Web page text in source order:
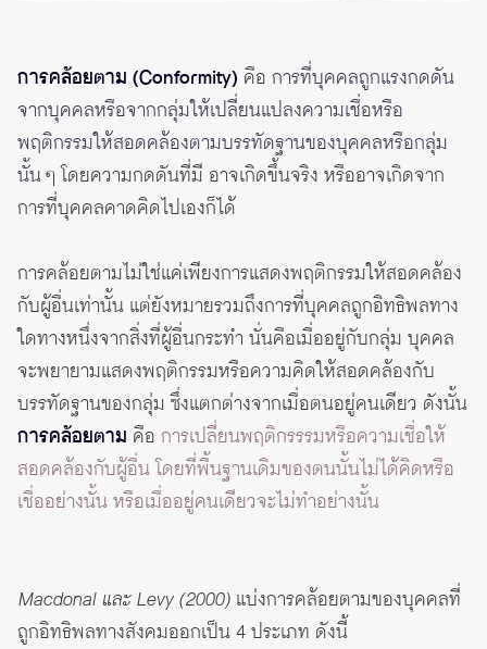
การคล้อยตาม (Conformity) คือ การที่บุคคลถูกแรงกดดัน
จากบุคคลหรือจากกลุ่มให้เปลี่ยนแปลงความเชื่อหรือ
พฤติกรรมให้สอดคล้องตามบรรทัดฐานของบุคคลหรือกลุ่ม
นั้น ๆโดยความกดดันที่มี อาจเกิดขึ้นจริง หรืออาจเกิดจาก
การที่บุคคลคาดคิดไปเองก็ได้
การคล้อยตามไม่ใช่แค่เพียงการแสดงพฤติกรรมให้สอดคล้อง
กับผู้อื่นเท่านั้น แต่ยังหมายรวมถึงการที่บุคคลถูกอิทธิพลทาง
ใดทางหนึ่งจากสิ่งที่ผู้อื่นกระทำ นั่นคือเมื่ออยู่กับกลุ่ม บุคคล
จะพยายามแสดงพฤติกรรมหรือความคิดให้สอดคล้องกับ
บรรทัดฐานของกลุ่ม ซึ่งแตกต่างจากเมื่อตนอยู่คนเดียว ดังนั้น
การคล้อยตาม คือ การเปลี่ยนพฤติกรรรมหรือความเชื่อให้
สอดคล้องกับผู้อื่น โดยที่พื้นฐานเดิมของตนนั้นไม่ได้คิดหรือ
เชื่ออย่างนั้น หรือเมื่ออยู่คนเดียวจะไม่ทำอย่างนั้น
Macdonal และ Levy (2000) แบ่งการคล้อยตามของบุคคลที่
ถูกอิทธิพลทางสังคมออกเป็น 4 ประเภท ดังนี้